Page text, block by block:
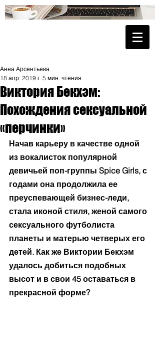
Виктория Бекхэм:
Похождения сексуальной
«перчинки»
Анна Арсентьева
18 апр. 2019 г. 5 мин. чтения
Начав карьеру в качестве одной
из вокалисток популярной
девичьей поп-группы Spice Girls, с
годами она продолжила ее
преуспевающей бизнес-леди,
стала иконой стиля, женой самого
сексуального футболиста
планеты и матерью четверых его
детей. Как же Виктории Бекхэм
удалось добиться подобных
высот и в свои 45 оставаться в
прекрасной форме?